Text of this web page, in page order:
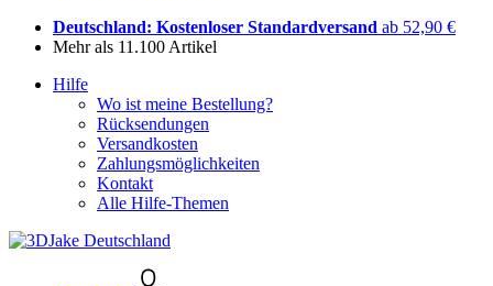
Deutschland: Kostenloser Standardversand ab 52,90 €
Mehr als 11.100 Artikel
Hilfe
Wo ist meine Bestellung?
Rücksendungen
Versandkosten
Zahlungsmöglichkeiten
Kontakt
Alle Hilfe-Themen